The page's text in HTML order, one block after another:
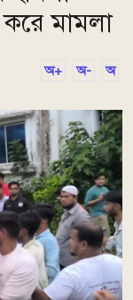
মামলা
অ+ অ- অ